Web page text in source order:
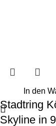
In den
Stadtring
Skyline in